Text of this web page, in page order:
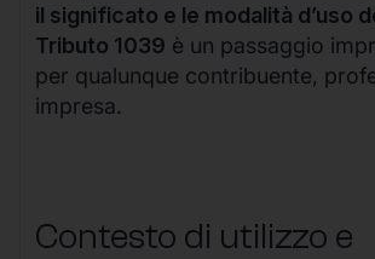
il significato e le modalità d’uso
Tributo 1039 è un passaggio
per qualunque contribuente,
impresa.
Contesto di utilizzo e